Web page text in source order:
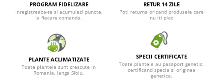
PROGRAM FIDELIZARE
Inregistreaza-te si acumulezi puncte,
la fiecare comanda.
RETUR 14 ZILE
Poti returna oricand produsele care
nu iti plac
PLANTE ACLIMATIZATE
Toate plantele sunt crescute in
Romania, langa Sibiu.
SPECII CERTIFICATE
Toate plantele au pasaport genetic,
certificand specia si originea
genetica.